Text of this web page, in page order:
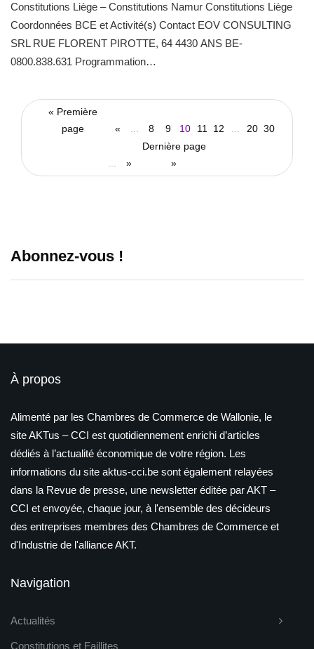
Constitutions Liège – Constitutions Namur Constitutions Liège
Coordonnées BCE et Activité(s) Contact EOV CONSULTING
SRL RUE FLORENT PIROTTE, 64 4430 ANS BE-
0800.838.631 Programmation…
« Première
page
« 8 9 10 11 12 20 30
»
Dernière page
»
Abonnez-vous !
À propos
Alimenté par les Chambres de Commerce de Wallonie, le
site AKTus – CCI est quotidiennement enrichi d’articles
dédiés à l’actualité économique de votre région. Les
informations du site aktus-cci.be sont également relayées
dans la Revue de presse, une newsletter éditée par AKT –
CCI et envoyée, chaque jour, à l'ensemble des décideurs
des entreprises membres des Chambres de Commerce et
d'Industrie de l'alliance AKT.
Navigation
Actualités
Constitutions et Faillites